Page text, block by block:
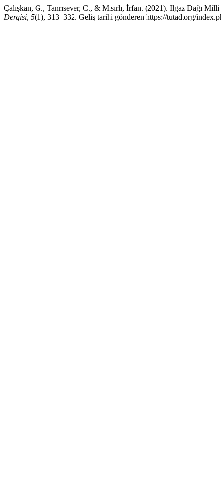
Çalışkan, G., Tanrısever, C., & Mısırlı, İrfan. (2021). Ilgaz Dağı
Dergisi, 5(1), 313–332. Geliş tarihi gönderen https://tutad.org/